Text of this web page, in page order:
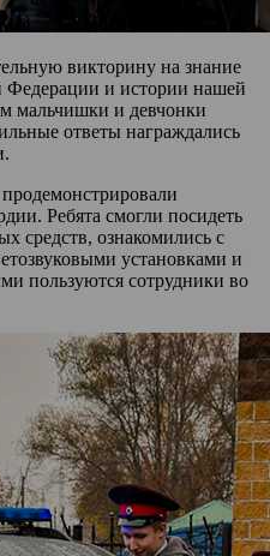
викторину на знание
Федерации и истории нашей
мальчишки и девчонки
ответы награждались
Ребята смогли посидеть
средств, ознакомились с
установками и
пользуются сотрудники во